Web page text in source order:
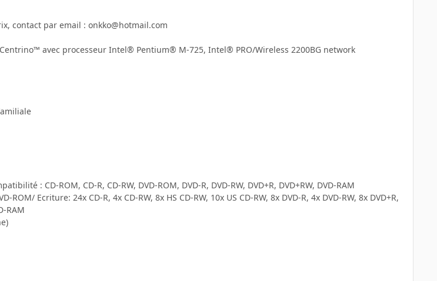
contact par email : onkko@hotmail.com
avec processeur Intel® Pentium® M-725, Intel® PRO/Wireless 2200BG network
: CD-ROM, CD-R, CD-RW, DVD-ROM, DVD-R, DVD-RW, DVD+R, DVD+RW, DVD-RAM
Ecriture: 24x CD-R, 4x CD-RW, 8x HS CD-RW, 10x US CD-RW, 8x DVD-R, 4x DVD-RW, 8x DVD+R,
RAM